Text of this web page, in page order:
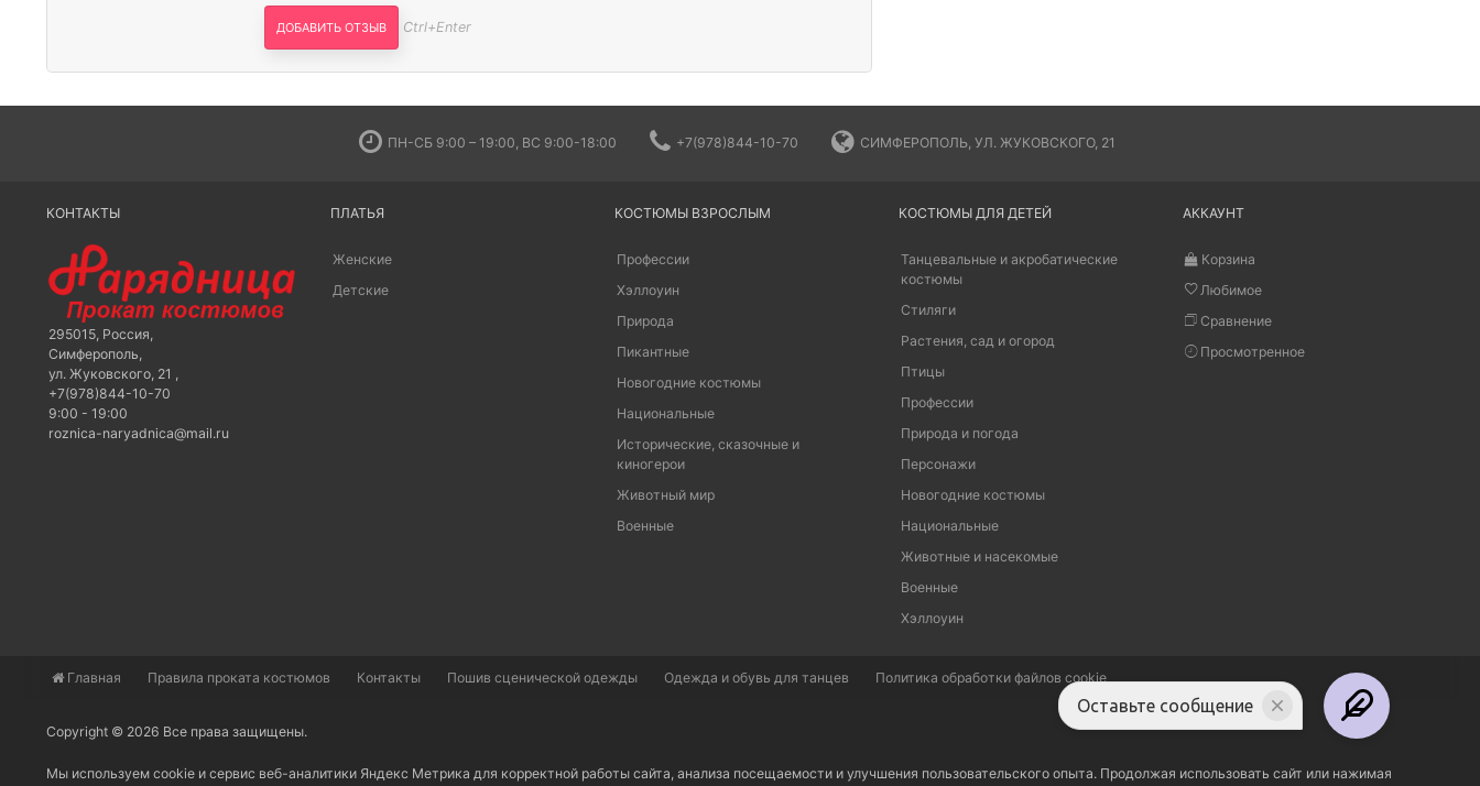
Ctrl+Enter
ПН-СБ 9:00 – 19:00, ВС 9:00-18:00 +7(978)844-10-70 СИМФЕРОПОЛЬ, УЛ. ЖУКОВСКОГО, 21
КОНТАКТЫ
295015, Россия,
Симферополь,
ул. Жуковского, 21 ,
+7(978)844-10-70
9:00 - 19:00
roznica-naryadnica@mail.ru
ПЛАТЬЯ
Женские
Детские
КОСТЮМЫ ВЗРОСЛЫМ
Профессии
Хэллоуин
Природа
Пикантные
Новогодние костюмы
Национальные
Исторические, сказочные и
киногерои
Животный мир
Военные
КОСТЮМЫ ДЛЯ ДЕТЕЙ
Танцевальные и акробатические
костюмы
Стиляги
Растения, сад и огород
Птицы
Профессии
Природа и погода
Персонажи
Новогодние костюмы
Национальные
Животные и насекомые
Военные
Хэллоуин
АККАУНТ
Корзина
Любимое
Сравнение
Просмотренное
Главная ​Правила проката костюмов Контакты Пошив сценической одежды Одежда и обувь для танцев Политика обработки файлов cookie
Copyright © 2026 Все права защищены.
Мы используем cookie и сервис веб-аналитики Яндекс Метрика для корректной работы сайта, анализа посещаемости и улучшения пользовательского опыта. Продолжая использовать сайт или нажимая
Оставьте сообщение